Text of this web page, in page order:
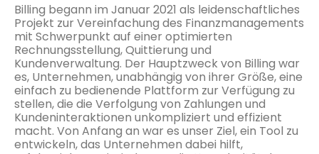
Billing begann im Januar 2021 als leidenschaftliches
Projekt zur Vereinfachung des Finanzmanagements
mit Schwerpunkt auf einer optimierten
Rechnungsstellung, Quittierung und
Kundenverwaltung. Der Hauptzweck von Billing war
es, Unternehmen, unabhängig von ihrer Größe, eine
einfach zu bedienende Plattform zur Verfügung zu
stellen, die die Verfolgung von Zahlungen und
Kundeninteraktionen unkompliziert und effizient
macht. Von Anfang an war es unser Ziel, ein Tool zu
entwickeln, das Unternehmen dabei hilft,